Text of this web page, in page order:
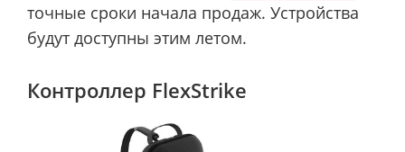
точные сроки начала продаж. Устройства
будут доступны этим летом.
Контроллер FlexStrike